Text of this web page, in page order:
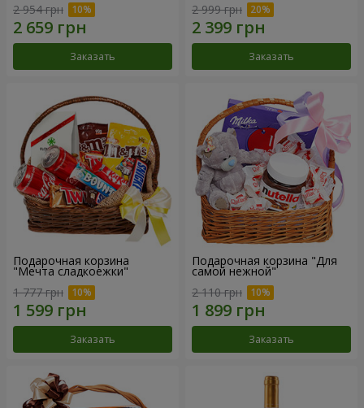
2 954 грн
Заказать
2 999 грн
Заказать
Подарочная корзина
"Мечта сладкоежки"
1 777 грн
Заказать
Подарочная корзина "Для
самой нежной"
2 110 грн
Заказать